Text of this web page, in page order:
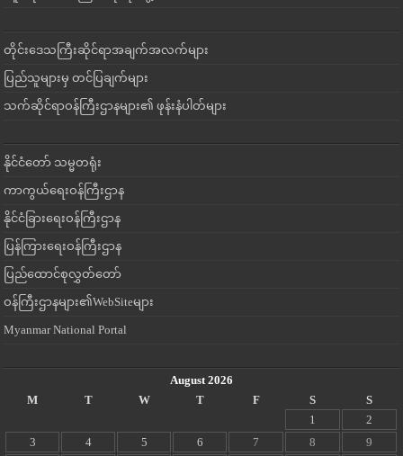
တိုင်းဒေသကြီးဆိုင်ရာအချက်အလက်များ
ပြည်သူများမှ တင်ပြချက်များ
သက်ဆိုင်ရာဝန်ကြီးဌာနများ၏ ဖုန်းနံပါတ်များ
နိုင်ငံတော် သမ္မတရုံး
ကာကွယ်ရေးဝန်ကြီးဌာန
နိုင်ငံခြားရေးဝန်ကြီးဌာန
ပြန်ကြားရေးဝန်ကြီးဌာန
ပြည်ထောင်စုလွှတ်တော်
ဝန်ကြီးဌာနများ၏WebSiteများ
Myanmar National Portal
August 2026
M
T W T F S
S
1
2
3
4 5 6 7 8
9